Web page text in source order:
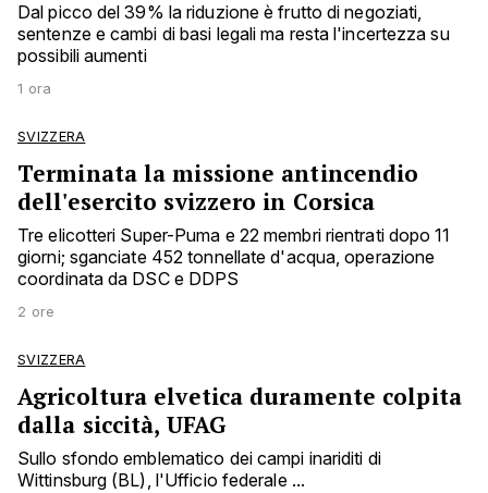
Dal picco del 39% la riduzione è frutto di negoziati,
sentenze e cambi di basi legali ma resta l'incertezza su
possibili aumenti
1 ora
SVIZZERA
Terminata la missione antincendio
dell'esercito svizzero in Corsica
Tre elicotteri Super-Puma e 22 membri rientrati dopo 11
giorni; sganciate 452 tonnellate d'acqua, operazione
coordinata da DSC e DDPS
2 ore
SVIZZERA
Agricoltura elvetica duramente colpita
dalla siccità, UFAG
Sullo sfondo emblematico dei campi inariditi di
Wittinsburg (BL), l'Ufficio federale ...